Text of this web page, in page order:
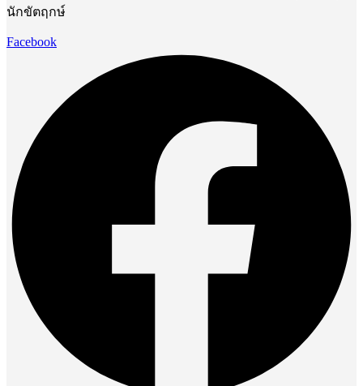
นักขัตฤกษ์
Facebook